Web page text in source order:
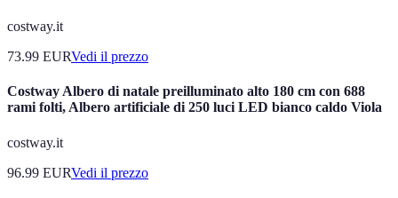
costway.it
73.99 EURVedi il prezzo
Costway Albero di natale preilluminato alto 180 cm con 688
rami folti, Albero artificiale di 250 luci LED bianco caldo Viola
costway.it
96.99 EURVedi il prezzo